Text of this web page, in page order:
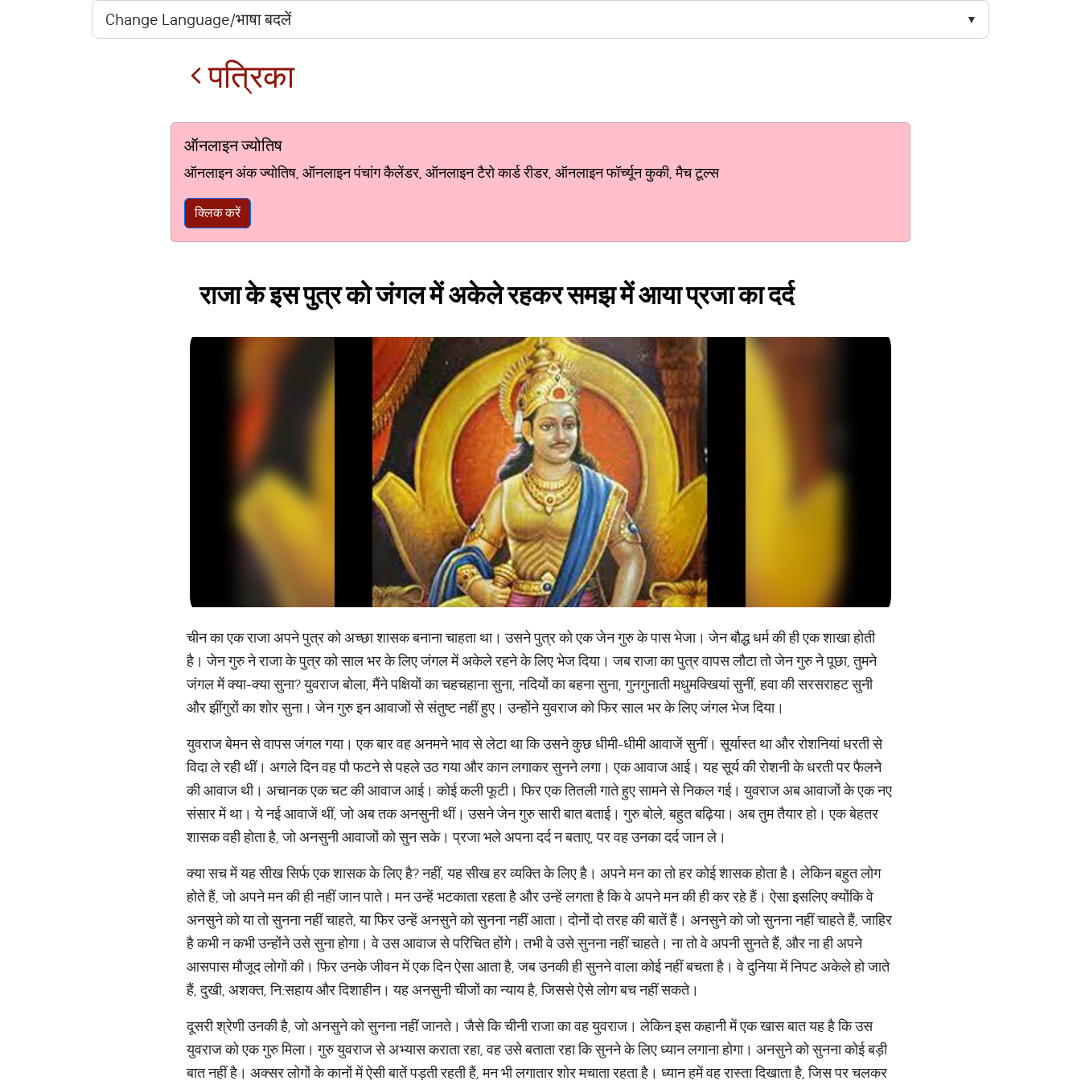
पत्रिका
ऑनलाइन ज्योतिष
ऑनलाइन अंक ज्योतिष, ऑनलाइन पंचांग कैलेंडर, ऑनलाइन टैरो कार्ड रीडर, ऑनलाइन फॉर्च्यून कुकी, मैच टूल्स
क्लिक करें
राजा के इस पुत्र को जंगल में अकेले रहकर समझ में आया प्रजा का दर्द
चीन का एक राजा अपने पुत्र को अच्छा शासक बनाना चाहता था। उसने पुत्र को एक जेन गुरु के पास भेजा। जेन बौद्ध धर्म की ही एक शाखा होती
है। जेन गुरु ने राजा के पुत्र को साल भर के लिए जंगल में अकेले रहने के लिए भेज दिया। जब राजा का पुत्र वापस लौटा तो जेन गुरु ने पूछा, तुमने
जंगल में क्या-क्या सुना? युवराज बोला, मैंने पक्षियों का चहचहाना सुना, नदियों का बहना सुना, गुनगुनाती मधुमक्खियां सुनीं, हवा की सरसराहट सुनी
और झींगुरों का शोर सुना। जेन गुरु इन आवाजों से संतुष्ट नहीं हुए। उन्होंने युवराज को फिर साल भर के लिए जंगल भेज दिया।
युवराज बेमन से वापस जंगल गया। एक बार वह अनमने भाव से लेटा था कि उसने कुछ धीमी-धीमी आवाजें सुनीं। सूर्यास्त था और रोशनियां धरती से
विदा ले रही थीं। अगले दिन वह पौ फटने से पहले उठ गया और कान लगाकर सुनने लगा। एक आवाज आई। यह सूर्य की रोशनी के धरती पर फैलने
की आवाज थी। अचानक एक चट की आवाज आई। कोई कली फूटी। फिर एक तितली गाते हुए सामने से निकल गई। युवराज अब आवाजों के एक नए
संसार में था। ये नई आवाजें थीं, जो अब तक अनसुनी थीं। उसने जेन गुरु सारी बात बताई। गुरु बोले, बहुत बढ़िया। अब तुम तैयार हो। एक बेहतर
शासक वही होता है, जो अनसुनी आवाजों को सुन सके। प्रजा भले अपना दर्द न बताए, पर वह उनका दर्द जान ले।
क्या सच में यह सीख सिर्फ एक शासक के लिए है? नहीं, यह सीख हर व्यक्ति के लिए है। अपने मन का तो हर कोई शासक होता है। लेकिन बहुत लोग
होते हैं, जो अपने मन की ही नहीं जान पाते। मन उन्हें भटकाता रहता है और उन्हें लगता है कि वे अपने मन की ही कर रहे हैं। ऐसा इसलिए क्योंकि वे
अनसुने को या तो सुनना नहीं चाहते, या फिर उन्हें अनसुने को सुनना नहीं आता। दोनों दो तरह की बातें हैं। अनसुने को जो सुनना नहीं चाहते हैं, जाहिर
है कभी न कभी उन्होंने उसे सुना होगा। वे उस आवाज से परिचित होंगे। तभी वे उसे सुनना नहीं चाहते। ना तो वे अपनी सुनते हैं, और ना ही अपने
आसपास मौजूद लोगों की। फिर उनके जीवन में एक दिन ऐसा आता है, जब उनकी ही सुनने वाला कोई नहीं बचता है। वे दुनिया में निपट अकेले हो जाते
हैं, दुखी, अशक्त, नि:सहाय और दिशाहीन। यह अनसुनी चीजों का न्याय है, जिससे ऐसे लोग बच नहीं सकते।
दूसरी श्रेणी उनकी है, जो अनसुने को सुनना नहीं जानते। जैसे कि चीनी राजा का वह युवराज। लेकिन इस कहानी में एक खास बात यह है कि उस
युवराज को एक गुरु मिला। गुरु युवराज से अभ्यास कराता रहा, वह उसे बताता रहा कि सुनने के लिए ध्यान लगाना होगा। अनसुने को सुनना कोई बड़ी
बात नहीं है। अक्सर लोगों के कानों में ऐसी बातें पड़ती रहती हैं, मन भी लगातार शोर मचाता रहता है। ध्यान हमें वह रास्ता दिखाता है, जिस पर चलकर